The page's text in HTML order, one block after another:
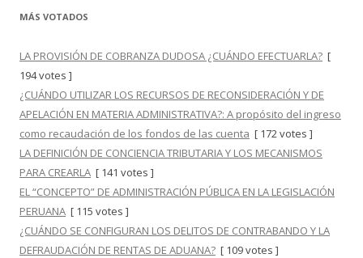
MÁS VOTADOS
LA PROVISIÓN DE COBRANZA DUDOSA ¿CUÁNDO EFECTUARLA? [
194 votes ]
¿CUÁNDO UTILIZAR LOS RECURSOS DE RECONSIDERACIÓN Y DE
APELACIÓN EN MATERIA ADMINISTRATIVA?: A propósito del ingreso
como recaudación de los fondos de las cuenta [ 172 votes ]
LA DEFINICIÓN DE CONCIENCIA TRIBUTARIA Y LOS MECANISMOS
PARA CREARLA [ 141 votes ]
EL “CONCEPTO” DE ADMINISTRACIÓN PÚBLICA EN LA LEGISLACIÓN
PERUANA [ 115 votes ]
¿CUÁNDO SE CONFIGURAN LOS DELITOS DE CONTRABANDO Y LA
DEFRAUDACIÓN DE RENTAS DE ADUANA? [ 109 votes ]